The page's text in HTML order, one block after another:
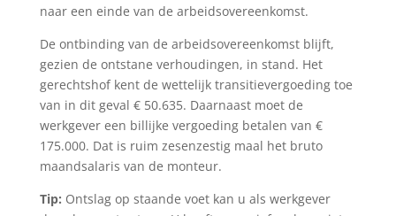
naar een einde van de arbeidsovereenkomst.
De ontbinding van de arbeidsovereenkomst blijft,
gezien de ontstane verhoudingen, in stand. Het
gerechtshof kent de wettelijk transitievergoeding toe
van in dit geval € 50.635. Daarnaast moet de
werkgever een billijke vergoeding betalen van €
175.000. Dat is ruim zesenzestig maal het bruto
maandsalaris van de monteur.
Tip: Ontslag op staande voet kan u als werkgever